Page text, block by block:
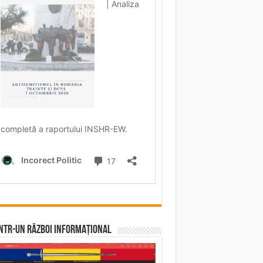
un RĂZBOI INFORMAȚIONAL